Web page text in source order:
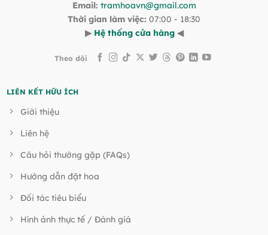
Email: tramhoavn@gmail.com
Thời gian làm việc: 07:00 - 18:30
▶ Hệ thống cửa hàng ◀
Theo dõi
LIÊN KẾT HỮU ÍCH
Giới thiệu
Liên hệ
Câu hỏi thường gặp (FAQs)
Hướng dẫn đặt hoa
Đối tác tiêu biểu
Hình ảnh thực tế / Đánh giá